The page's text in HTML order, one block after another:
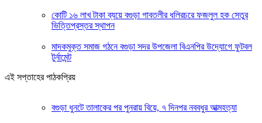
কোটি ১৬ লাখ টাকা ব্যয়ে বগুড়া গাবতলীর ধলিরচরে ফজলুল হক সেতুর
ভিত্তিপ্রস্তর স্থাপন
মাদকমুক্ত সমাজ গঠনে বগুড়া সদর উপজেলা বিএনপির উদ্যোগে ফুটবল
টুর্নামেন্ট
এই সপ্তাহের পাঠকপ্রিয়
বগুড়া ধুনটে তালাকের পর পুনরায় বিয়ে, ৭ দিনপর নববধুর আত্মহত্যা